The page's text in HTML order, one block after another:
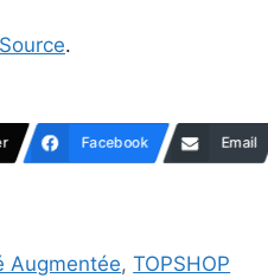
Source.
Facebook Email
Augmentée,TOPSHOP